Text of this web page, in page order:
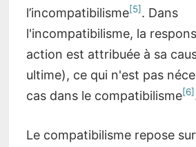
l’incompatibilisme[5]. Dans
l'incompatibilisme, la
action est attribuée à sa
ultime), ce qui n'est pas
cas dans le compatibilisme[6]
Le compatibilisme repose